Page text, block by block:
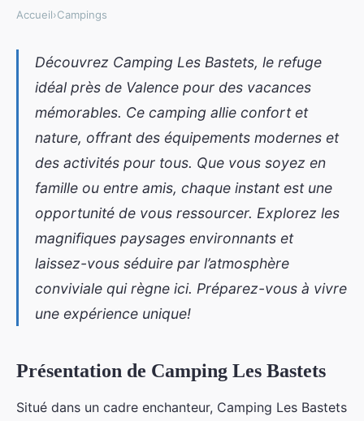
Accueil›Campings
Découvrez Camping Les Bastets, le refuge
idéal près de Valence pour des vacances
mémorables. Ce camping allie confort et
nature, offrant des équipements modernes et
des activités pour tous. Que vous soyez en
famille ou entre amis, chaque instant est une
opportunité de vous ressourcer. Explorez les
magnifiques paysages environnants et
laissez-vous séduire par l’atmosphère
conviviale qui règne ici. Préparez-vous à vivre
une expérience unique!
Présentation de Camping Les Bastets
Situé dans un cadre enchanteur, Camping Les Bastets